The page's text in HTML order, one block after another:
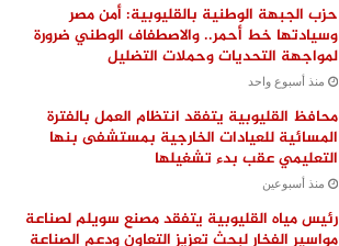
حزب الجبهة الوطنية بالقليوبية: أمن مصر
وسيادتها خط أحمر.. والاصطفاف الوطني ضرورة
لمواجهة التحديات وحملات التضليل
منذ أسبوع واحد
محافظ القليوبية يتفقد انتظام العمل بالفترة
المسائية للعيادات الخارجية بمستشفى بنها
التعليمي عقب بدء تشغيلها
منذ أسبوعين
رئيس مياه القليوبية يتفقد مصنع سويلم لصناعة
مواسير الفخار لبحث تعزيز التعاون ودعم الصناعة